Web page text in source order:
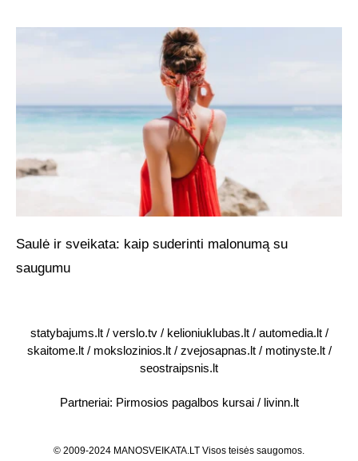
Saulė ir sveikata: kaip suderinti malonumą su
saugumu
statybajums.lt/ verslo.tv/ kelioniuklubas.lt/ automedia.lt/
skaitome.lt/ mokslozinios.lt/ zvejosapnas.lt/ motinyste.lt/
seostraipsnis.lt
Partneriai: Pirmosios pagalbos kursai/ livinn.lt
© 2009-2024 MANOSVEIKATA.LT Visos teisės saugomos.